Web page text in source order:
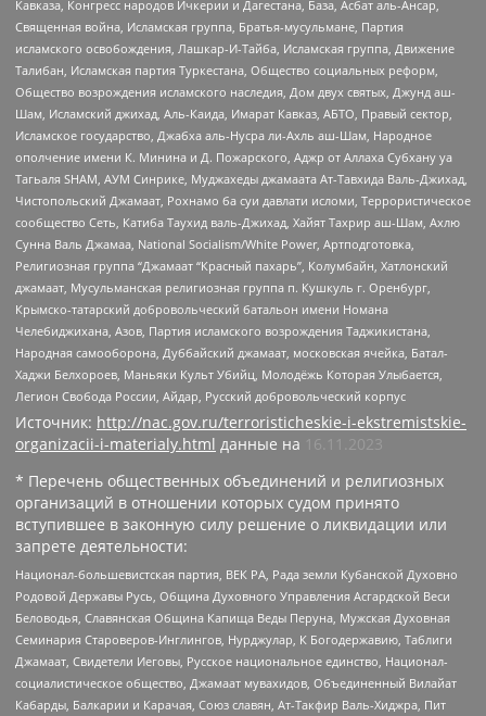
Кавказа, Конгресс народов Ичкерии и Дагестана, База, Асбат аль-Ансар,
Священная война, Исламская группа, Братья-мусульмане, Партия
исламского освобождения, Лашкар-И-Тайба, Исламская группа, Движение
Талибан, Исламская партия Туркестана, Общество социальных реформ,
Общество возрождения исламского наследия, Дом двух святых, Джунд аш-
Шам, Исламский джихад, Аль-Каида, Имарат Кавказ, АБТО, Правый сектор,
Исламское государство, Джабха аль-Нусра ли-Ахль аш-Шам, Народное
ополчение имени К. Минина и Д. Пожарского, Аджр от Аллаха Субхану уа
Тагьаля SHAM, АУМ Синрике, Муджахеды джамаата Ат-Тавхида Валь-Джихад,
Чистопольский Джамаат, Рохнамо ба суи давлати исломи, Террористическое
сообщество Сеть, Катиба Таухид валь-Джихад, Хайят Тахрир аш-Шам, Ахлю
Сунна Валь Джамаа, National Socialism/White Power, Артподготовка,
Религиозная группа “Джамаат “Красный пахарь”, Колумбайн, Хатлонский
джамаат, Мусульманская религиозная группа п. Кушкуль г. Оренбург,
Крымско-татарский добровольческий батальон имени Номана
Челебиджихана, Азов, Партия исламского возрождения Таджикистана,
Народная самооборона, Дуббайский джамаат, московская ячейка, Батал-
Хаджи Белхороев, Маньяки Культ Убийц, Молодёжь Которая Улыбается,
Легион Свобода России, Айдар, Русский добровольческий корпус
Источник: http://nac.gov.ru/terroristicheskie-i-ekstremistskie-
organizacii-i-materialy.html данные на
16.11.2023
* Перечень общественных объединений и религиозных
организаций в отношении которых судом принято
вступившее в законную силу решение о ликвидации или
запрете деятельности:
Национал-большевистская партия, ВЕК РА, Рада земли Кубанской Духовно
Родовой Державы Русь, Община Духовного Управления Асгардской Веси
Беловодья, Славянская Община Капища Веды Перуна, Мужская Духовная
Семинария Староверов-Инглингов, Нурджулар, К Богодержавию, Таблиги
Джамаат, Свидетели Иеговы, Русское национальное единство, Национал-
социалистическое общество, Джамаат мувахидов, Объединенный Вилайат
Кабарды, Балкарии и Карачая, Союз славян, Ат-Такфир Валь-Хиджра, Пит